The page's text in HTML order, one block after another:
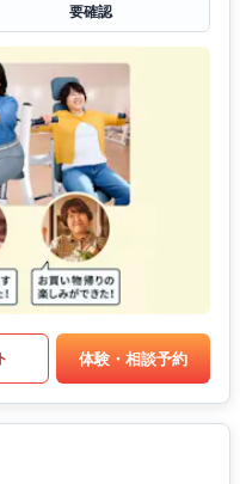
要確認
体験・相談予約